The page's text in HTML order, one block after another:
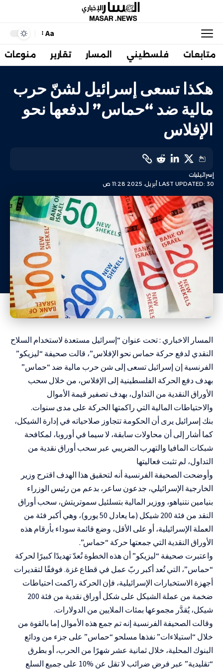
Aa
متابعات فلسطيني المسار تقارير منوعات
هكذا تسعى إسرائيل لشنّ حرب
مالية ضد “حماس” لدفعها نحو
الإفلاس
LAST UPDATED: 30 أبريل، 2025 11:28 ص
إسرائيليات
المسار الاخباري : تحت عنوان “إسرائيل مستعدة لاستخدام السلاح
النقدي لدفع حركة حماس نحو الإفلاس”، قالت صحيفة “ليزيكو”
الفرنسية إن إسرائيل تسعى إلى شن حرب مالية ضد “حماس”
بهدف دفع الحركة الفلسطينية إلى الإفلاس، من خلال سحب
الأوراق النقدية من التداول، بهدف تصفير قيمة الأموال
والاحتياطات المالية التي راكمتها الحركة على مدى سنوات.
بنك إسرائيل يرى أن الحكومة تتجاوز صلاحياته في إدارة الشيكل،
كما أشار إلى أن محاولات سابقة، لا سيما في أوروبا، لمكافحة
شبكات المافيا والتهرب الضريبي عبر سحب أوراق نقدية من
التداول، لم تثبت فعاليتها
وأوضحت الصحيفة الفرنسية أنه لتحقيق هذا الهدف اقترح وزير
الخارجية الإسرائيلي، جدعون ساعر، بدعم من رئيس الوزراء
بنيامين نتنياهو، ووزير المالية بتسلئيل سموتريتش، سحب أوراق
النقد من فئة 200 شيكل (ما يعادل 50 يورو)، وهي أكبر فئة من
العملة الإسرائيلية، أو على الأقل، وضع قائمة سوداء بأرقام هذه
الأوراق النقدية التي جمعتها حركة “حماس”.
واعتبرت صحيفة “ليزيكو” أن هذه الخطوة تُعدّ تهديدًا كبيرًا لحركة
“حماس”، التي تُعد أكبر ربّ عمل في قطاع غزة. فوفقًا لتقديرات
أجهزة الاستخبارات الإسرائيلية، فإن الحركة راكمت احتياطات
ضخمة من عملة الشيكل على شكل أوراق نقدية من فئة 200
شيكل، يُقدَّر مجموعها بمئات الملايين من الدولارات.
وقالت الصحيفة الفرنسية إنه تم جمع هذه الأموال إما بالقوة من
خلال “استيلاءات” نفذها مسلحو “حماس” على جزء من ودائع
البنوك المحلية، خلال ثمانية عشر شهرًا من الحرب، أو بطرق
“تقليدية” عبر فرض ضرائب لا تقل عن %10 على جميع السلع